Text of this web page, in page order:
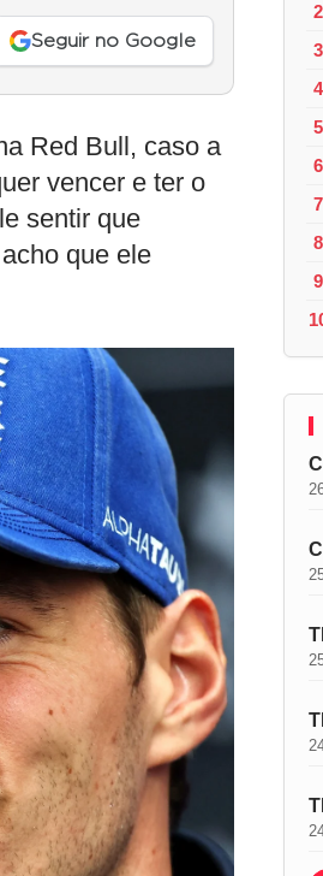
Seguir no Google
Red Bull, caso a
vencer e ter o
sentir que
que ele